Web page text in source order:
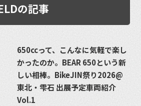
の記事
650ccって、こんなに気軽で楽し
かったのか。BEAR 650という新
しい相棒。BikeJIN祭り2026@
東北・雫石 出展予定車両紹介
Vol.1